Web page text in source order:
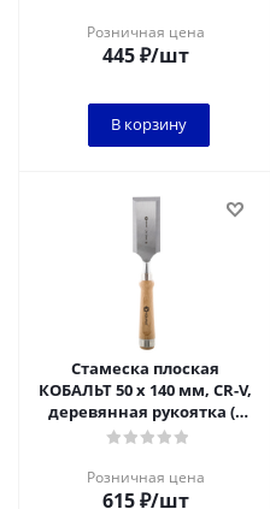
Розничная цена
445₽/шт
В корзину
Стамеска плоская
КОБАЛЬТ 50 х 140 мм, CR-V,
деревянная рукоятка (1
шт.) подвес 1/6
Розничная цена
615₽/шт